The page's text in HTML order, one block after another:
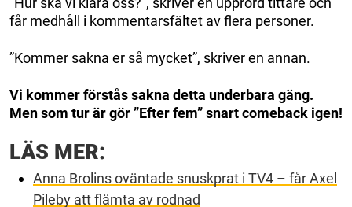
får medhåll i kommentarsfältet av flera personer.
”Kommer sakna er så mycket”, skriver en annan.
Vi kommer förstås sakna detta underbara gäng.
Men som tur är gör ”Efter fem” snart comeback igen!
LÄS MER:
Anna Brolins oväntade snuskprat i TV4 – får Axel
Pileby att flämta av rodnad